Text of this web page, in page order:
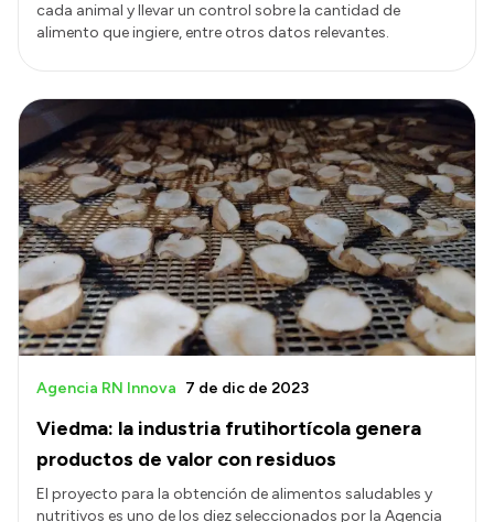
cada animal y llevar un control sobre la cantidad de
alimento que ingiere, entre otros datos relevantes.
Viedma: la industria frutihortícola genera
productos de valor con residuos
Agencia RN Innova 7 de dic de 2023
El proyecto para la obtención de alimentos saludables y
nutritivos es uno de los diez seleccionados por la Agencia